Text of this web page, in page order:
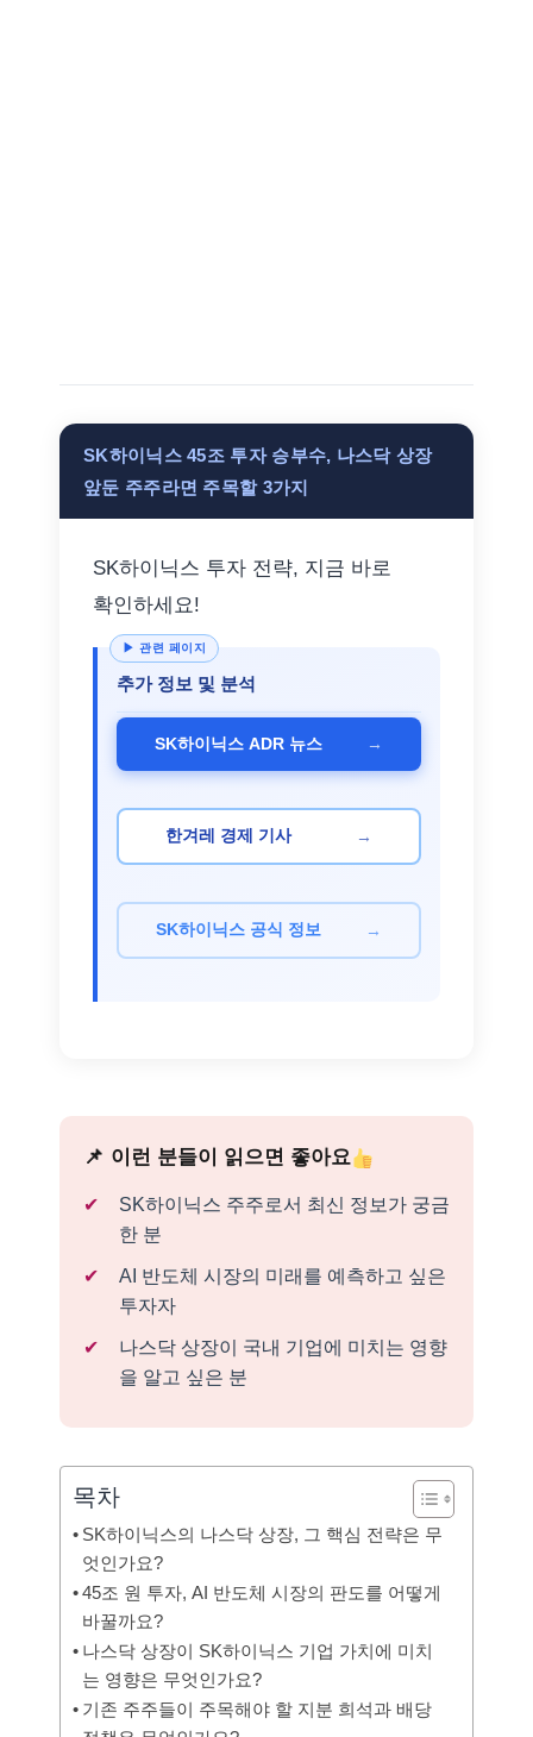
SK하이닉스 45조 투자 승부수, 나스닥 상장
앞둔 주주라면 주목할 3가지
SK하이닉스 투자 전략, 지금 바로
확인하세요!
추가 정보 및 분석
SK하이닉스 ADR 뉴스 →
한겨레 경제 기사 →
SK하이닉스 공식 정보 →
이런 분들이 읽으면 좋아요
SK하이닉스 주주로서 최신 정보가 궁금
한 분
AI 반도체 시장의 미래를 예측하고 싶은
투자자
나스닥 상장이 국내 기업에 미치는 영향
을 알고 싶은 분
목차
SK하이닉스의 나스닥 상장, 그 핵심 전략은 무
엇인가요?
45조 원 투자, AI 반도체 시장의 판도를 어떻게
바꿀까요?
나스닥 상장이 SK하이닉스 기업 가치에 미치
는 영향은 무엇인가요?
기존 주주들이 주목해야 할 지분 희석과 배당